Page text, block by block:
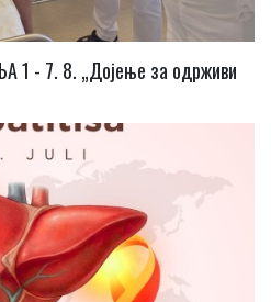
1 - 7. 8. „Дојење за одрживи